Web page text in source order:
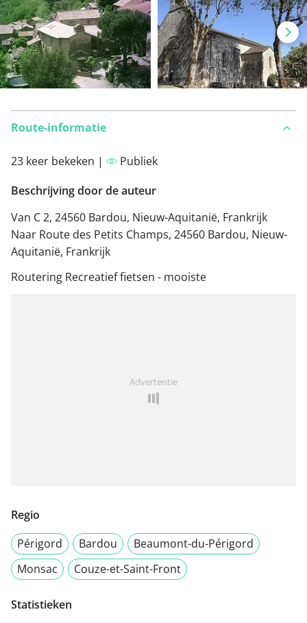
Route-informatie
23 keer bekeken |
Publiek
Beschrijving door de auteur
Van C 2, 24560 Bardou, Nieuw-Aquitanië, Frankrijk
Naar Route des Petits Champs, 24560 Bardou, Nieuw-
Aquitanië, Frankrijk
Routering Recreatief fietsen - mooiste
Advertentie
Regio
Périgord
Bardou
Beaumont-du-Périgord
Monsac
Couze-et-Saint-Front
Statistieken